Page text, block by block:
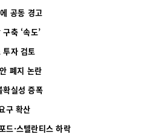
공동 경고
축 ‘속도’
투자 검토
폐지 논란
확실성 증폭
구 확산
·스텔란티스 하락